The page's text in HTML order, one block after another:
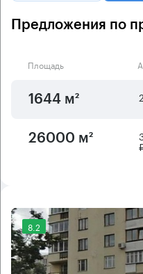
Предложения по
Площадь
1644 м²
26000 м²
8.2